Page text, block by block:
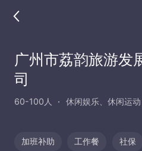
广州市荔韵旅游发
司
60-100人 休闲娱乐、休闲运动
加班补助 工作餐 社保